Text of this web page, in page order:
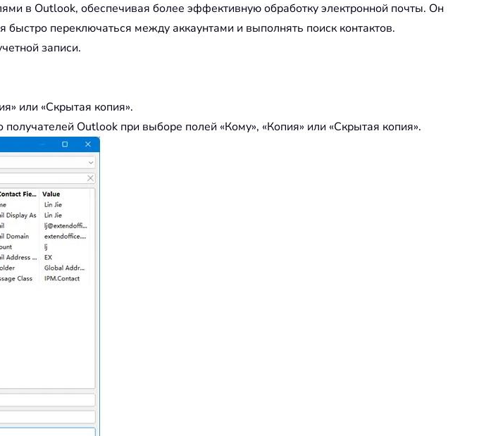
в Outlook, обеспечивая более эффективную обработку электронной почты. Он
переключаться между аккаунтами и выполнять поиск контактов.
записи.
или «Скрытая копия».
Outlook при выборе полей «Кому», «Копия» или «Скрытая копия».